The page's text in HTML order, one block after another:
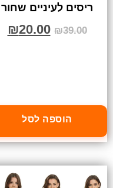
ריסים לעיניים שחור
₪39.00
₪20.00
הוספה לסל